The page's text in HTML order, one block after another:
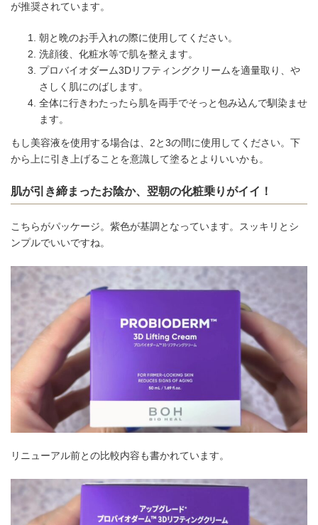
が推奨されています。
朝と晩のお手入れの際に使用してください。
洗顔後、化粧水等で肌を整えます。
プロバイオダーム3Dリフティングクリームを適量取り、や
さしく肌にのばします。
全体に行きわたったら肌を両手でそっと包み込んで馴染ませ
ます。
もし美容液を使用する場合は、2と3の間に使用してください。下
から上に引き上げることを意識して塗るとよりいいかも。
肌が引き締まったお陰か、翌朝の化粧乗りがイイ！
こちらがパッケージ。紫色が基調となっています。スッキリとシ
ンプルでいいですね。
リニューアル前との比較内容も書かれています。